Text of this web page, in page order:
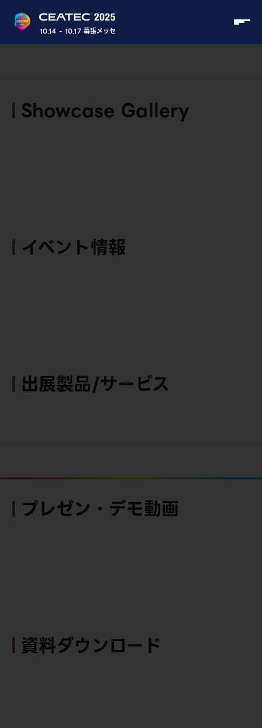
10.14 - 10.17 幕張メッセ
Showcase Gallery
イベント情報
出展製品/サービス
プレゼン・デモ動画
資料ダウンロード